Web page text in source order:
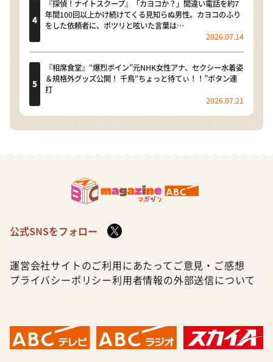
『探偵！ナイトスクープ』「カヨコか？」間違い電話を約7
年間100回以上かけ続けてくる見知らぬ男性。カヨコのふり
をした依頼者に、ポツリと呟いた言葉は…
2026.07.14
『相席食堂』“爆烈ボイン”元NHK女性アナ、セクシー水着姿
＆規格外グッズ公開！ 千鳥“ちょっと待てぃ！！”ボタン連
打
2026.07.21
公式SNSをフォロー
運営会社サイトのご利用にあたって ご意見・ご感想
プライバシーポリシー利用者情報の外部送信について